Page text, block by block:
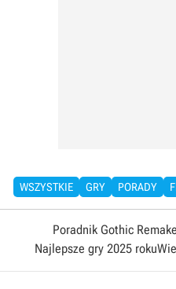
WSZYSTKIE GRY PORADY
Poradnik Gothic Remake
Najlepsze gry 2025 roku